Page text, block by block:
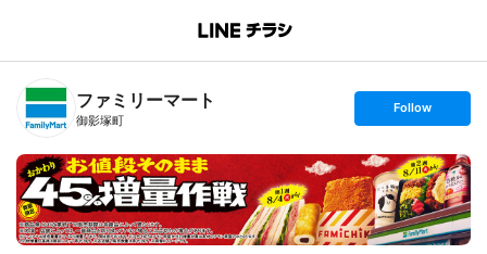
B
n
T
ファミリーマート
御影塚町
s
t
o
l
l
o
w
Follow